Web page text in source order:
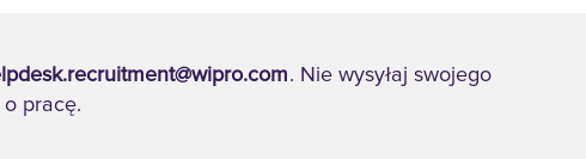
. Nie wysyłaj swojego
pracę.